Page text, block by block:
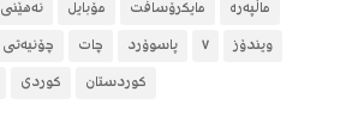
ماڵپەرە
مایکرۆسافت مۆبایل نەهێنی
ویندۆز
٧ پاسوۆرد چات چۆنیەتی
کوردستان
کوردی